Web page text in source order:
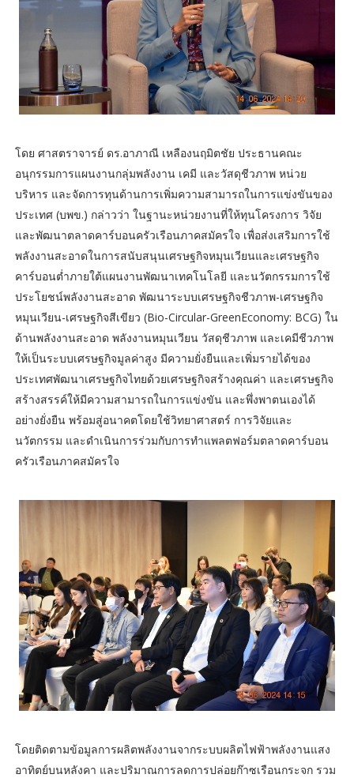
โดย ศาสตราจารย์ ดร.อาภาณี เหลืองนฤมิตชัย ประธานคณะ
อนุกรรมการแผนงานกลุ่มพลังงาน เคมี และวัสดุชีวภาพ หน่วย
บริหาร และจัดการทุนด้านการเพิ่มความสามารถในการแข่งขันของ
ประเทศ (บพข.) กล่าวว่า ในฐานะหน่วยงานที่ให้ทุนโครงการ วิจัย
และพัฒนาตลาดคาร์บอนครัวเรือนภาคสมัครใจ เพื่อส่งเสริมการใช้
พลังงานสะอาดในการสนับสนุนเศรษฐกิจหมุนเวียนและเศรษฐกิจ
คาร์บอนต่ำภายใต้แผนงานพัฒนาเทคโนโลยี และนวัตกรรมการใช้
ประโยชน์พลังงานสะอาด พัฒนาระบบเศรษฐกิจชีวภาพ-เศรษฐกิจ
หมุนเวียน-เศรษฐกิจสีเขียว (Bio-Circular-GreenEconomy: BCG) ใน
ด้านพลังงานสะอาด พลังงานหมุนเวียน วัสดุชีวภาพ และเคมีชีวภาพ
ให้เป็นระบบเศรษฐกิจมูลค่าสูง มีความยั่งยืนและเพิ่มรายได้ของ
ประเทศพัฒนาเศรษฐกิจไทยด้วยเศรษฐกิจสร้างคุณค่า และเศรษฐกิจ
สร้างสรรค์ให้มีความสามารถในการแข่งขัน และพึ่งพาตนเองได้
อย่างยั่งยืน พร้อมสู่อนาคตโดยใช้วิทยาศาสตร์ การวิจัยและ
นวัตกรรม และดำเนินการร่วมกับการทำแพลตฟอร์มตลาดคาร์บอน
ครัวเรือนภาคสมัครใจ
โดยติดตามข้อมูลการผลิตพลังงานจากระบบผลิตไฟฟ้าพลังงานแสง
อาทิตย์บนหลังคา และปริมาณการลดการปล่อยก๊าซเรือนกระจก รวม